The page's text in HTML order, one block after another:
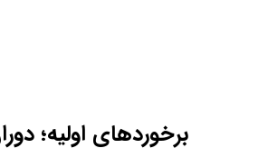
برخوردهای اولیه؛